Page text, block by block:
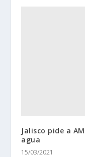
Jalisco pide a
agua
15/03/2021